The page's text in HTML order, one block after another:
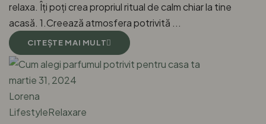
relaxa. Îți poți crea propriul ritual de calm chiar la tine
acasă. 1.Creează atmosfera potrivită ...
CITEŞTE MAI MULT
martie 31, 2024
Lorena
LifestyleRelaxare